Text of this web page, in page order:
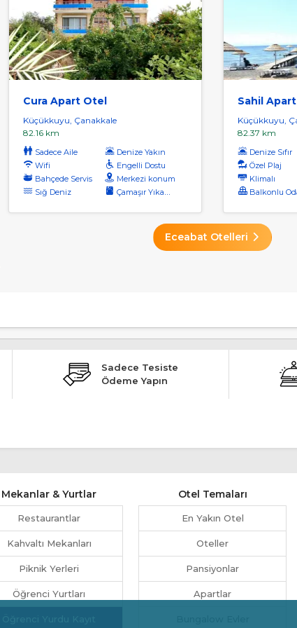
Cura Apart Otel
Küçükkuyu, Çanakkale
82.16 km
Sadece Aile
Denize Yakın
Wifi
Engelli Dostu
Bahçede Servis
Merkezi konum
Sığ Deniz
Çamaşır Yıkama
Sahil
Küçükkuyu,
82.37 km
Denize Sıfır
Özel Plaj
Klimalı
Balkonlu
Eceabat Otelleri
Sadece Tesiste
Ödeme Yapın
Mekanlar & Yurtlar
Restaurantlar
Kahvaltı Mekanları
Piknik Yerleri
Öğrenci Yurtları
Otel Temaları
En Yakın Otel
Oteller
Pansiyonlar
Apartlar